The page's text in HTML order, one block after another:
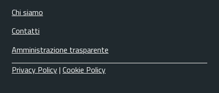
Chi siamo
Contatti
Amministrazione trasparente
Privacy Policy| Cookie Policy